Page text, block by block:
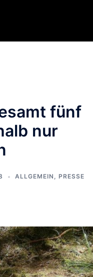
fünf
nur
ALLGEMEIN , PRESSE